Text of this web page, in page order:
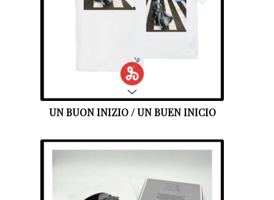
UN BUON INIZIO / UN BUEN INICIO